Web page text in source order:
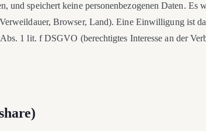
und speichert keine personenbezogenen Daten. Es
Browser, Land). Eine Einwilligung ist
1 lit. f DSGVO (berechtigtes Interesse an der